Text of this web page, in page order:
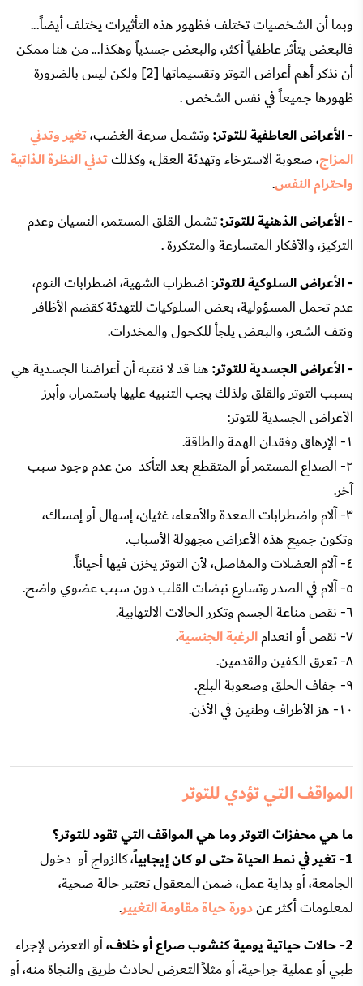
وبما أن الشخصيات تختلف فظهور هذه التأثيرات يختلف أيضاً...
فالبعض يتأثر عاطفياً أكثر، والبعض جسدياً وهكذا... من هنا ممكن
أن نذكر أهم أعراض التوتر وتقسيماتها [2] ولكن ليس بالضرورة
ظهورها جميعاً في نفس الشخص .
- الأعراض العاطفية للتوتر:وتشمل سرعة الغضب،تغير وتدني
المزاج، صعوبة الاسترخاء وتهدئة العقل، وكذلكتدني النظرة الذاتية
واحترام النفس.
- الأعراض الذهنية للتوتر:تشمل القلق المستمر، النسيان وعدم
التركيز، والأفكار المتسارعة والمتكررة .
- الأعراض السلوكية للتوتر: اضطراب الشهية، اضطرابات النوم،
عدم تحمل المسؤولية، بعض السلوكيات للتهدئة كقضم الأظافر
ونتف الشعر، والبعض يلجأ للكحول والمخدرات.
- الأعراض الجسدية للتوتر:هنا قد لا ننتبه أن أعراضنا الجسدية هي
بسبب التوتر والقلق ولذلك يجب التنبيه عليها باستمرار، وأبرز
الأعراض الجسدية للتوتر:
١- الإرهاق وفقدان الهمة والطاقة.
٢- الصداع المستمر أو المتقطع بعد التأكد من عدم وجود سبب
آخر.
٣- آلام واضطرابات المعدة والأمعاء، غثيان، إسهال أو إمساك،
وتكون جميع هذه الأعراض مجهولة الأسباب.
٤- آلام العضلات والمفاصل، لأن التوتر يخزن فيها أحياناً.
٥- آلام في الصدر وتسارع نبضات القلب دون سبب عضوي واضح.
٦- نقص مناعة الجسم وتكرر الحالات الالتهابية.
٧- نقص أو انعدام
الرغبة الجنسية.
٨- تعرق الكفين والقدمين.
٩- جفاف الحلق وصعوبة البلع.
١٠- هز الأطراف وطنين في الأذن.
المواقف التي تؤدي للتوتر
ما هي محفزات التوتر وما هي المواقف التي تقود للتوتر؟
1- تغير في نمط الحياة حتى لو كان إيجابياً
، كالزواج أو دخول
الجامعة، أو بداية عمل، ضمن المعقول تعتبر حالة صحية،
لمعلومات أكثر عندورة حياة مقاومة التغيير.
2- حالات حياتية يومية كنشوب صراع أو خلاف،
أو التعرض لإجراء
طبي أو عملية جراحية، أو مثلاً التعرض لحادث طريق والنجاة منه، أو